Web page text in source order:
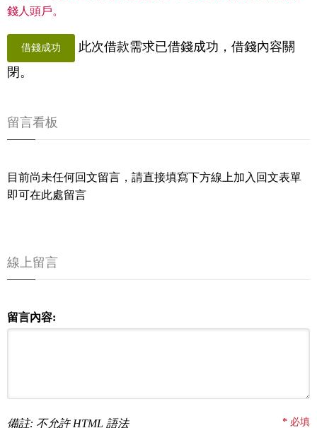
錢人頭戶。
借錢成功
此次借款需求已借錢成功，借錢內容關
閉。
留言看板
目前尚未任何回文留言，請直接填寫下方線上加入回文表單
即可在此處留言
線上留言
留言內容:
備註: 不允許 HTML 語法 * 必填